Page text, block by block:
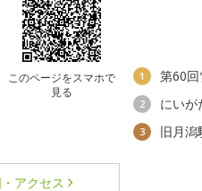
このページをスマホで
見る
アクセス
1 第60
2 にいが
3
旧月